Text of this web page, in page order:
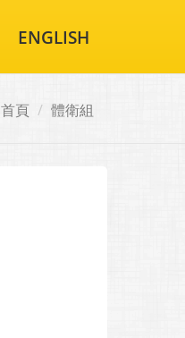
ENGLISH
首頁 體衛組